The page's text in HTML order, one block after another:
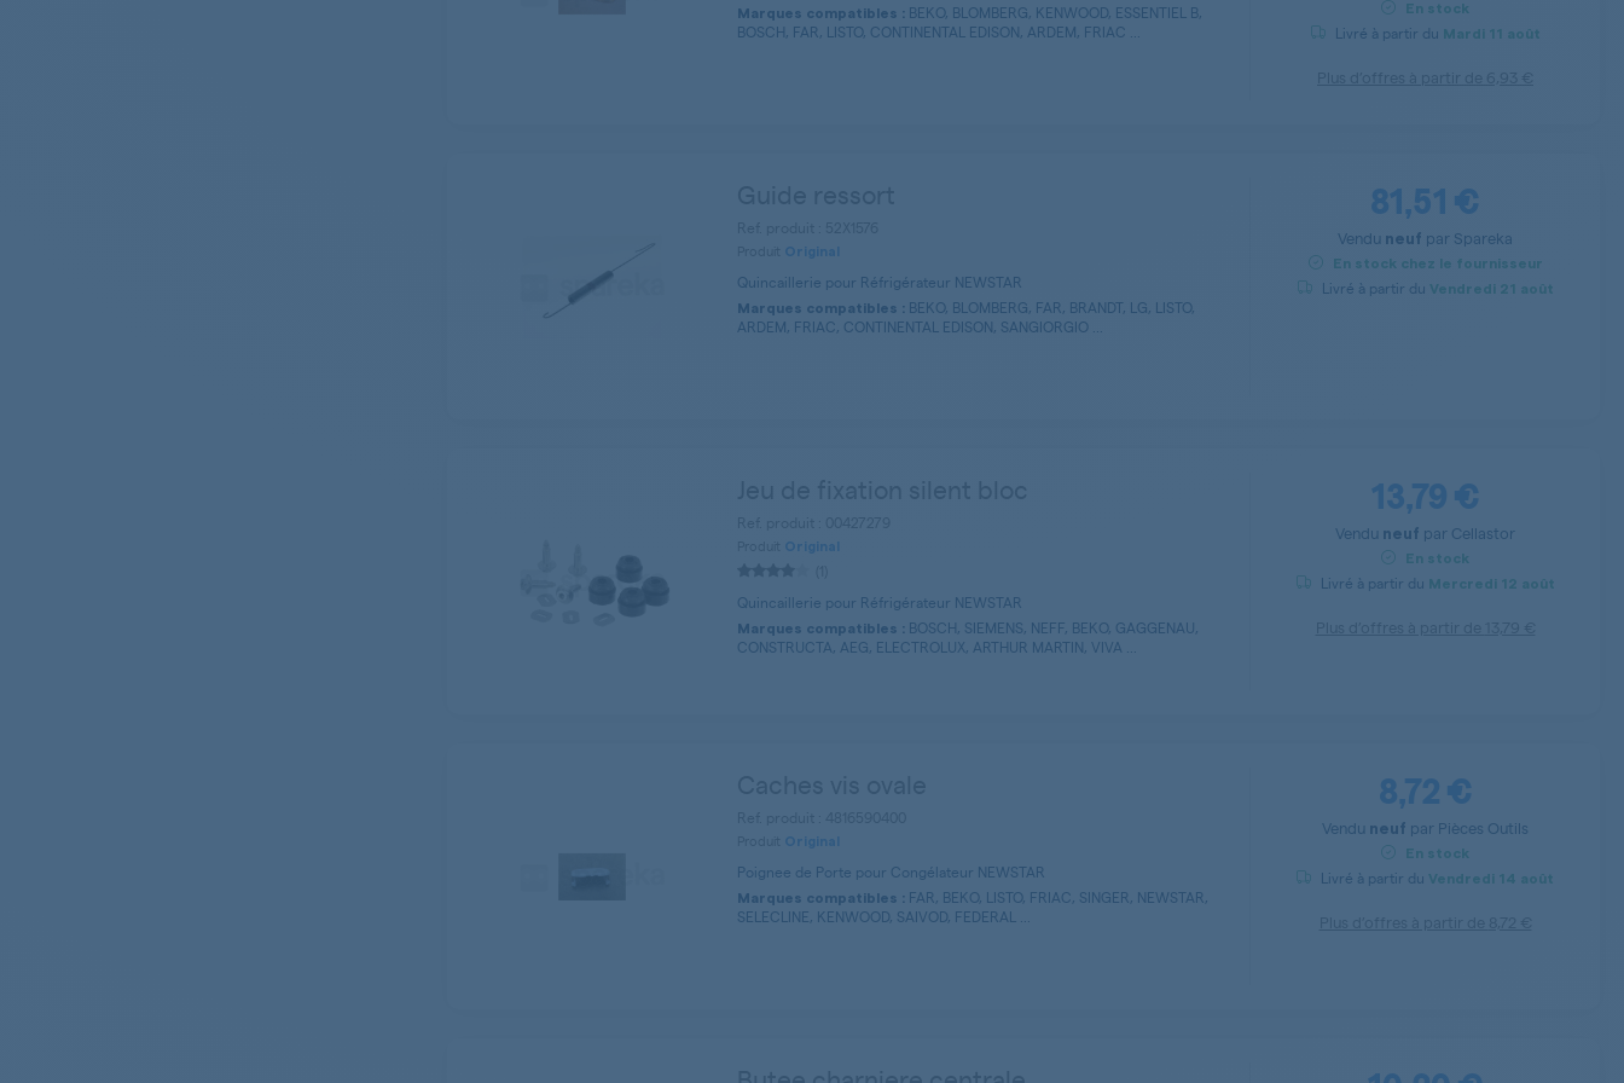
Marques compatibles : BEKO, BLOMBERG, KENWOOD, ESSENTIEL B,
BOSCH, FAR, LISTO, CONTINENTAL EDISON, ARDEM, FRIAC ...
En stock
Livré à partir du Mardi 11 août
Original
Quincaillerie pour Réfrigérateur NEWSTAR
Marques compatibles : BEKO, BLOMBERG, FAR, BRANDT, LG, LISTO,
ARDEM, FRIAC, CONTINENTAL EDISON, SANGIORGIO ...
81,51 €
Vendu neuf par Spareka
En stock chez le fournisseur
Livré à partir du Vendredi 21 août
Original
Quincaillerie pour Réfrigérateur NEWSTAR
Marques compatibles : BOSCH, SIEMENS, NEFF, BEKO, GAGGENAU,
CONSTRUCTA, AEG, ELECTROLUX, ARTHUR MARTIN, VIVA ...
13,79 €
Vendu neuf par Cellastor
En stock
Livré à partir du Mercredi 12 août
Original
Poignee de Porte pour Congélateur NEWSTAR
Marques compatibles : FAR, BEKO, LISTO, FRIAC, SINGER, NEWSTAR,
SELECLINE, KENWOOD, SAIVOD, FEDERAL ...
8,72 €
Vendu neuf par Pièces Outils
En stock
Livré à partir du Vendredi 14 août